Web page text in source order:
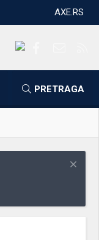
AXE.RS
PRETRAGA